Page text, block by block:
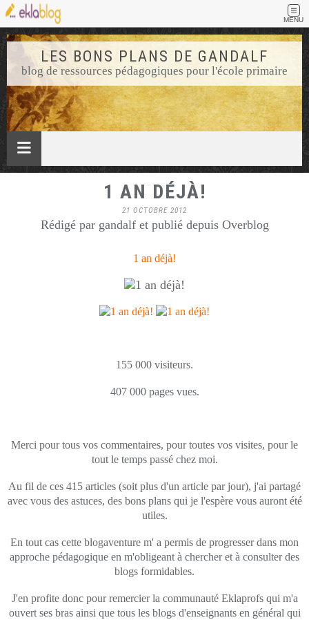
MENU
LES BONS PLANS DE GANDALF
blog de ressources pédagogiques pour l'école primaire
1 AN DÉJÀ!
21 OCTOBRE 2012
Rédigé par gandalf et publié depuis Overblog
1 an déjà!
155 000 visiteurs.
407 000 pages vues.
Merci pour tous vos commentaires, pour toutes vos visites, pour le
tout le temps passé chez moi.
Au fil de ces 415 articles (soit plus d'un article par jour), j'ai partagé
avec vous des astuces, des bons plans qui je l'espère vous auront été
utiles.
En tout cas cette blogaventure m' a permis de progresser dans mon
approche pédagogique en m'obligeant à chercher et à consulter des
blogs formidables.
J'en profite donc pour remercier la communauté Eklaprofs qui m'a
ouvert ses bras ainsi que tous les blogs d'enseignants en général qui